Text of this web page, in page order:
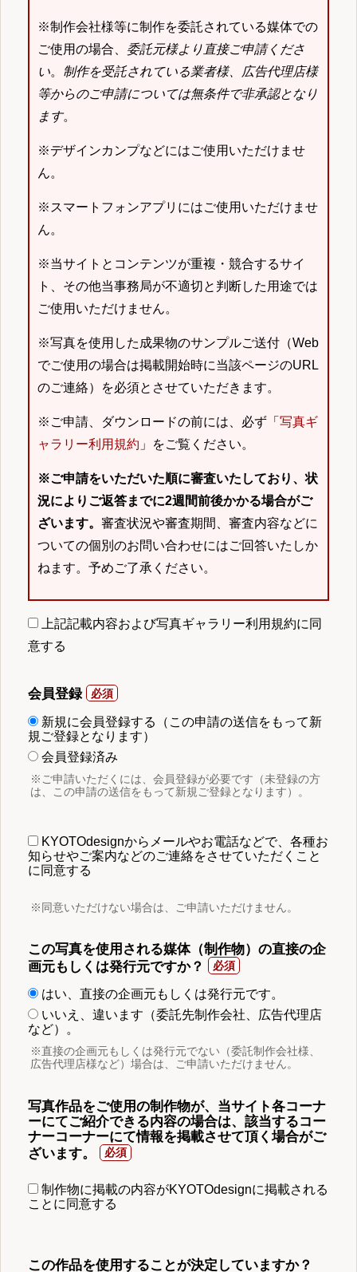
※制作会社様等に制作を委託されている媒体での
ご使用の場合、 委託元様より直接ご申請くださ
い。 制作を受託されている業者様、広告代理店様
等からのご申請については無条件で非承認となり
ます。
※デザインカンプなどにはご使用いただけませ
ん。
※スマートフォンアプリにはご使用いただけませ
ん。
※当サイトとコンテンツが重複・競合するサイ
ト、その他当事務局が不適切と判断した用途では
ご使用いただけません。
※写真を使用した成果物のサンプルご送付（Web
でご使用の場合は掲載開始時に当該ページのURL
のご連絡）を必須とさせていただきます。
※ご申請、ダウンロードの前には、必ず「 写真ギ
ャラリー利用規約 」をご覧ください。
※ご申請をいただいた順に審査いたしており、状
況によりご返答までに2週間前後かかる場合がご
ざいます。 審査状況や審査期間、審査内容などに
ついての個別のお問い合わせにはご回答いたしか
ねます。予めご了承ください。
上記記載内容および写真ギャラリー利用規約に同
意する
会員登録
新規に会員登録する（この申請の送信をもって新
規ご登録となります）
会員登録済み
※ご申請いただくには、会員登録が必要です（未登録の方
は、この申請の送信をもって新規ご登録となります）。
KYOTOdesignからメールやお電話などで、各種お
知らせやご案内などのご連絡をさせていただくこと
に同意する
※同意いただけない場合は、ご申請いただけません。
この写真を使用される媒体（制作物）の直接の企
画元もしくは発行元ですか？
はい、直接の企画元もしくは発行元です。
いいえ、違います（委託先制作会社、広告代理店
など）。
※直接の企画元もしくは発行元でない（委託制作会社様、
広告代理店様など）場合は、ご申請いただけません。
写真作品をご使用の制作物が、当サイト各コーナ
ーにてご紹介できる内容の場合は、該当するコー
ナーコーナーにて情報を掲載させて頂く場合がご
ざいます。
制作物に掲載の内容がKYOTOdesignに掲載される
ことに同意する
この作品を使用することが決定していますか？